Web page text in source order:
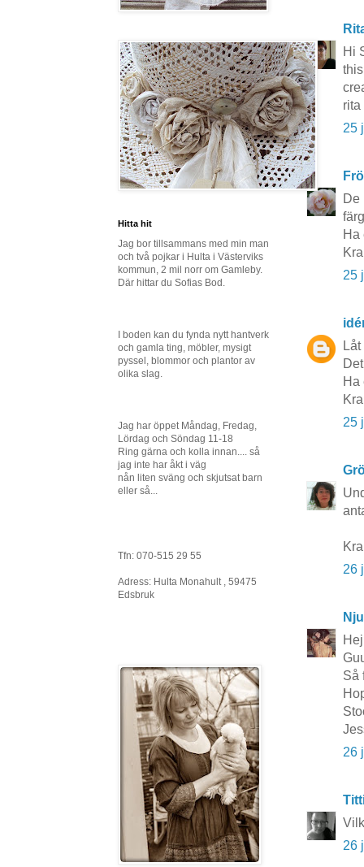
Hi
rita
25
De
Ha
25
Ha
25
26
Så
26
26
Hitta hit
Jag bor tillsammans med min man
och två pojkar i Hulta i Västerviks
kommun, 2 mil norr om Gamleby.
Där hittar du Sofias Bod.
I boden kan du fynda nytt hantverk
och gamla ting, möbler, mysigt
pyssel, blommor och plantor av
olika slag.
Jag har öppet Måndag, Fredag,
Lördag och Söndag 11-18
Ring gärna och kolla innan.... så
jag inte har åkt i väg
nån liten sväng och skjutsat barn
eller så...
Tfn: 070-515 29 55
Adress: Hulta Monahult , 59475
Edsbruk